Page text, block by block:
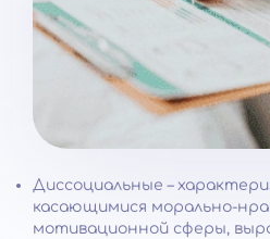
Диссоциальные –
касающимися морально-
мотивационной сферы,